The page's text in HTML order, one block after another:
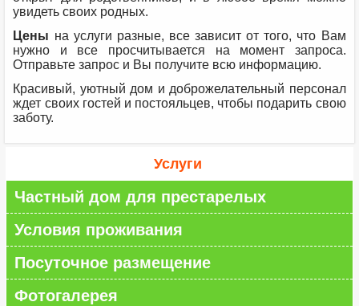
увидеть своих родных.
Цены на услуги разные, все зависит от того, что Вам
нужно и все просчитывается на момент запроса.
Отправьте запрос и Вы получите всю информацию.
Красивый, уютный дом и доброжелательный персонал
ждет своих гостей и постояльцев, чтобы подарить свою
заботу.
Услуги
Частный дом для престарелых
Условия проживания
Посуточное размещение
Фотогалерея